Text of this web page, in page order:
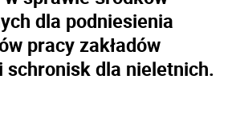
dla podniesienia
pracy zakładów
schronisk dla nieletnich.